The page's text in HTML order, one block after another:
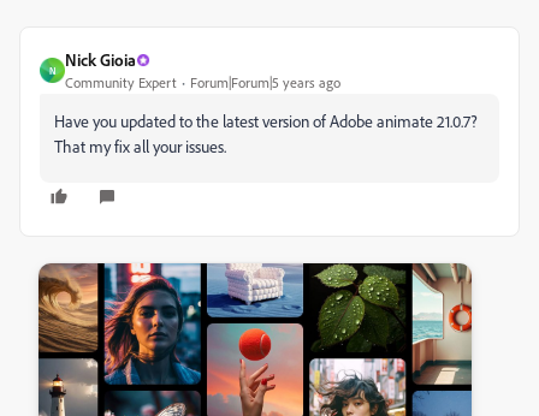
N
Nick Gioia
Community Expert Forum|Forum|5 years ago
Have you updated to the latest version of Adobe animate 21.0.7?
That my fix all your issues.